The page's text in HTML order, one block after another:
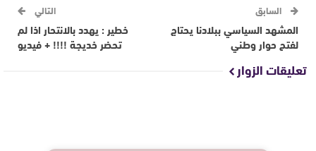
السابق
المشهد السياسي ببلادنا يحتاج
لفتح حوار وطني
التالي
خطير : يهدد بالانتحار اذا لم
تحضر خديجة !!!! + فيديو
تعليقات الزوار